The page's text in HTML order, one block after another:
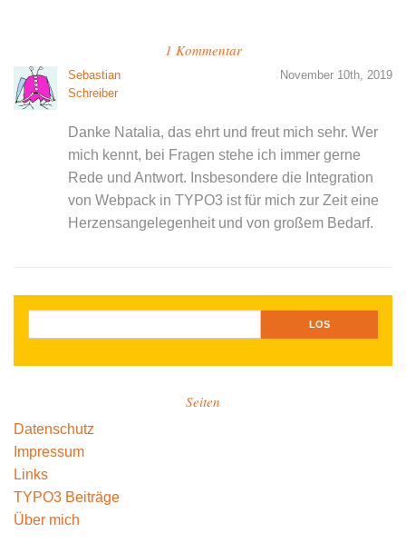
1 Kommentar
Sebastian
Schreiber
November 10th, 2019
Danke Natalia, das ehrt und freut mich sehr. Wer
mich kennt, bei Fragen stehe ich immer gerne
Rede und Antwort. Insbesondere die Integration
von Webpack in TYPO3 ist für mich zur Zeit eine
Herzensangelegenheit und von großem Bedarf.
Seiten
Datenschutz
Impressum
Links
TYPO3 Beiträge
Über mich